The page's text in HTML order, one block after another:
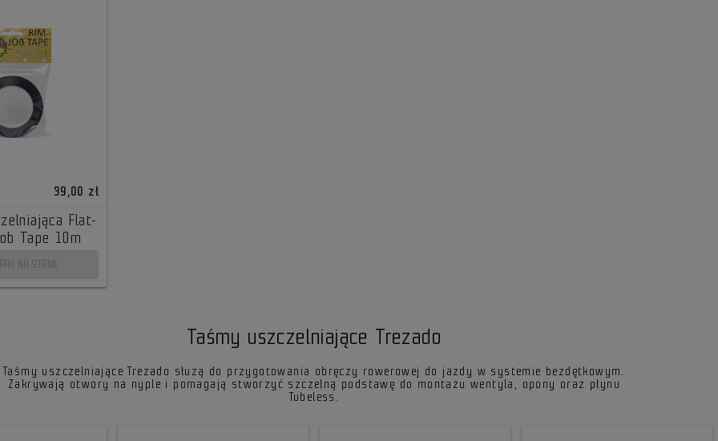
39,00 zł
Flat-
Tape 10m
NA STANIE
Taśmy uszczelniające Trezado
Taśmy uszczelniające Trezado służą do przygotowania obręczy rowerowej do jazdy w systemie bezdętkowym.
Zakrywają otwory na nyple i pomagają stworzyć szczelną podstawę do montażu wentyla, opony oraz płynu
Tubeless.